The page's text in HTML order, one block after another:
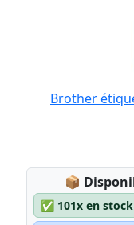
Brother
📦
✅ 101x en